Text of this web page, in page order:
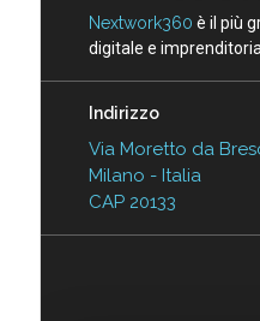
Nextwork360 è il più
digitale e
Indirizzo
Via Moretto da
Milano - Italia
CAP 20133